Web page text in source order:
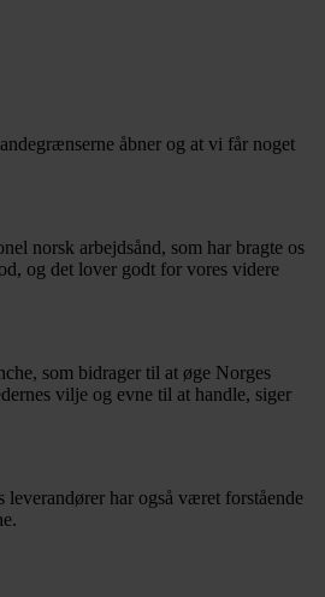
åbner og at vi får noget
norsk arbejdsånd, som har bragte os
og det lover godt for vores videre
som bidrager til at øge Norges
vilje og evne til at handle, siger
har også været forstående